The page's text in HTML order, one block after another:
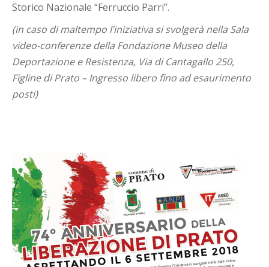
Storico Nazionale “Ferruccio Parri”.
(in caso di maltempo l’iniziativa si svolgerà nella Sala
video-conferenze della Fondazione Museo della
Deportazione e Resistenza, Via di Cantagallo 250,
Figline di Prato – Ingresso libero fino ad esaurimento
posti)